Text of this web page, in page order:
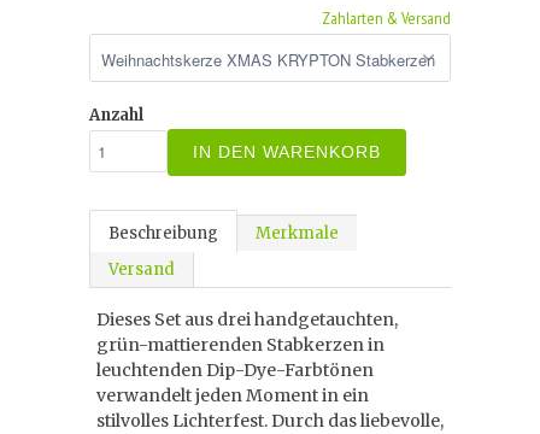
Zahlarten & Versand
Anzahl
IN DEN WARENKORB
Beschreibung
Merkmale
Versand
Dieses Set aus drei handgetauchten,
grün-mattierenden Stabkerzen in
leuchtenden Dip-Dye-Farbtönen
verwandelt jeden Moment in ein
stilvolles Lichterfest. Durch das liebevolle,